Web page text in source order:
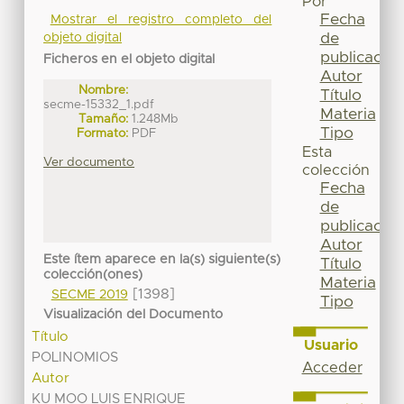
Mostrar el registro completo del
objeto digital
Ficheros en el objeto digital
Nombre:
secme-15332_1.pdf
Tamaño: 1.248Mb
Formato: PDF
Ver documento
Este ítem aparece en la(s) siguiente(s)
colección(ones)
SECME 2019
[1398]
Visualización del Documento
Título
POLINOMIOS
Autor
KU MOO LUIS ENRIQUE
Fecha
de
publicación
Autor
Título
Materia
Tipo
Esta
colección
Fecha
de
publicación
Autor
Título
Materia
Tipo
Usuario
Acceder